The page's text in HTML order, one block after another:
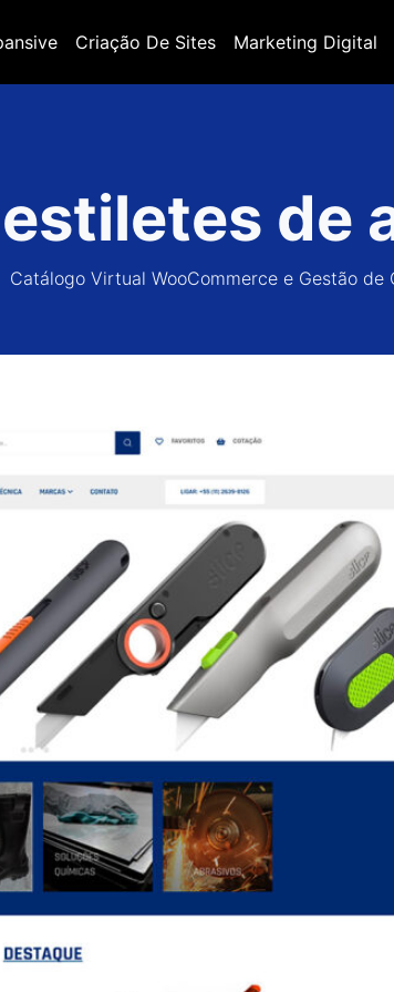
Criação De Sites Marketing Digital
de
Catálogo Virtual WooCommerce e Gestão de